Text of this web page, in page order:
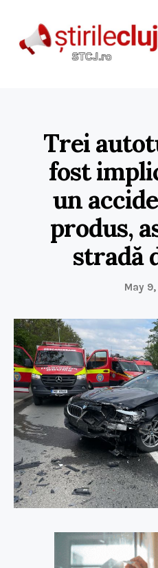
Trei
fost
un
produs,
stradă
May